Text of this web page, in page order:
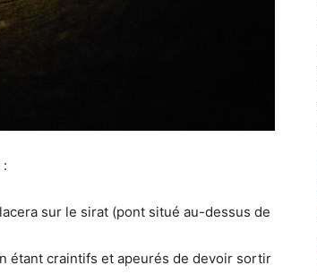
sur le sirat (pont situé au-dessus de
étant craintifs et apeurés de devoir sortir